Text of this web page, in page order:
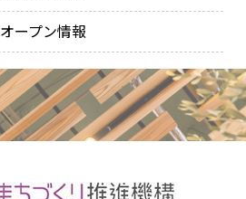
オープン情報